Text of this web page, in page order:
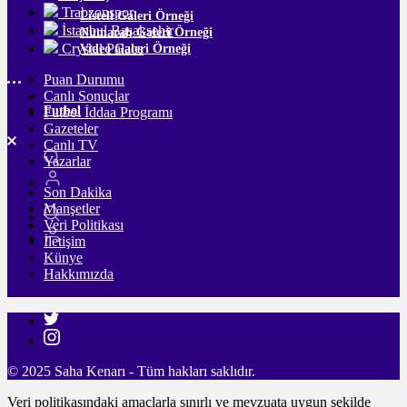
Listeli Galeri Örneği
Numaralı Galeri Örneği
Video Galeri Örneği
Futbol
Trabzonspor
İstanbul Başakşehir
Crystal Palace
Puan Durumu
Canlı Sonuçlar
Futbol İddaa Programı
Gazeteler
Canlı TV
Yazarlar
Son Dakika
Manşetler
Veri Politikası
İletişim
Künye
Hakkımızda
© 2025 Saha Kenarı - Tüm hakları saklıdır.
Veri politikasındaki amaçlarla sınırlı ve mevzuata uygun şekilde